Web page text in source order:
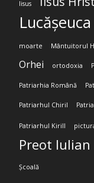
Iisus
Lucășeuca
moarte Mântuitorul
Orhei ortodoxia
Patriarhia Română
Patriarhul Chiril
Patriarhul Kirill
Preot Iulian
Școală